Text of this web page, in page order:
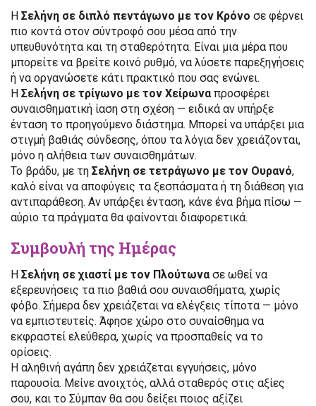
Η Σελήνη σε διπλό πεντάγωνο με τον Κρόνο σε φέρνει
πιο κοντά στον σύντροφό σου μέσα από την
υπευθυνότητα και τη σταθερότητα. Είναι μια μέρα που
μπορείτε να βρείτε κοινό ρυθμό, να λύσετε παρεξηγήσεις
ή να οργανώσετε κάτι πρακτικό που σας ενώνει.
Η Σελήνη σε τρίγωνο με τον Χείρωναπροσφέρει
συναισθηματική ίαση στη σχέση — ειδικά αν υπήρξε
ένταση το προηγούμενο διάστημα. Μπορεί να υπάρξει μια
στιγμή βαθιάς σύνδεσης, όπου τα λόγια δεν χρειάζονται,
μόνο η αλήθεια των συναισθημάτων.
Το βράδυ, με τη Σελήνη σε τετράγωνο με τον Ουρανό,
καλό είναι να αποφύγεις τα ξεσπάσματα ή τη διάθεση για
αντιπαράθεση. Αν υπάρξει ένταση, κάνε ένα βήμα πίσω —
αύριο τα πράγματα θα φαίνονται διαφορετικά.
Συμβουλή της Ημέρας
Η Σελήνη σε χιαστί με τον Πλούτωνασε ωθεί να
εξερευνήσεις τα πιο βαθιά σου συναισθήματα, χωρίς
φόβο. Σήμερα δεν χρειάζεται να ελέγξεις τίποτα — μόνο
να εμπιστευτείς. Άφησε χώρο στο συναίσθημα να
εκφραστεί ελεύθερα, χωρίς να προσπαθείς να το
ορίσεις.
Η αληθινή αγάπη δεν χρειάζεται εγγυήσεις, μόνο
παρουσία. Μείνε ανοιχτός, αλλά σταθερός στις αξίες
σου, και το Σύμπαν θα σου δείξει ποιος αξίζει